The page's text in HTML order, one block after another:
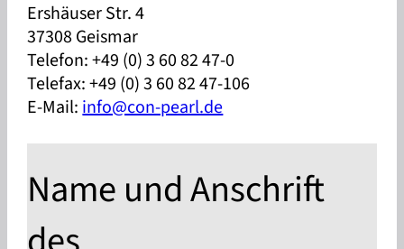
Ershäuser Str. 4
37308 Geismar
Telefon: +49 (0) 3 60 82 47-0
Telefax: +49 (0) 3 60 82 47-106
E-Mail:info@con-pearl.de
Name und Anschrift